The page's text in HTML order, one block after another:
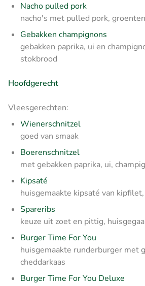
Nacho pulled pork
nacho's met pulled pork,
Gebakken champignons
gebakken paprika, ui en
stokbrood
Hoofdgerecht
Vleesgerechten:
Wienerschnitzel
goed van smaak
Boerenschnitzel
met gebakken paprika, ui,
Kipsaté
huisgemaakte kipsaté van
Spareribs
keuze uit zoet en pittig,
Burger Time For You
huisgemaakte runderburger met
cheddarkaas
Burger Time For You Deluxe